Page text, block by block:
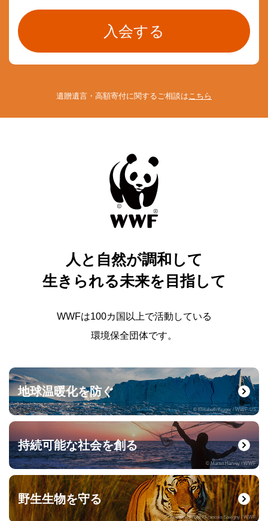
遺贈遺言・高額寄付に関するご相談はこちら
人と自然が調和して
生きられる未来を目指して
WWFは100カ国以上で活動している
環境保全団体です。
地球温暖化を防ぐ
© Elisabeth Kruger / WWF-US
持続可能な社会を創る
© Martin Harvey / WWF
野生生物を守る
© naturepl.com / Francois Savigny / WWF